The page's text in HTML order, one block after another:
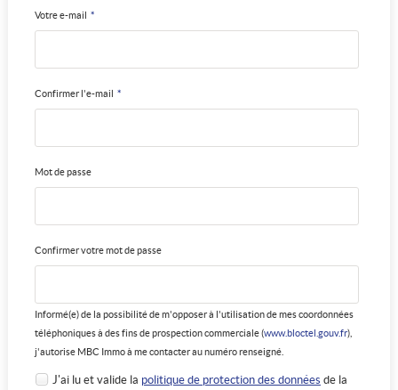
Votre e-mail *
Confirmer l'e-mail *
Mot de passe
Confirmer votre mot de passe
Informé(e) de la possibilité de m'opposer à l'utilisation de mes coordonnées
téléphoniques à des fins de prospection commerciale (www.bloctel.gouv.fr),
j'autorise MBC Immo à me contacter au numéro renseigné.
J'ai lu et valide la politique de protection des données de la